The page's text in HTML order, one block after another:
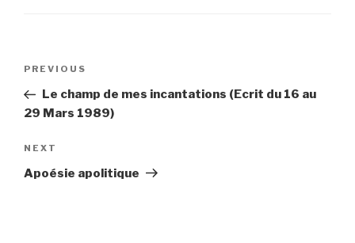
Previous
Post
PREVIOUS
Le champ de mes incantations (Ecrit du 16 au
29 Mars 1989)
Next
Post
NEXT
Apoésie apolitique